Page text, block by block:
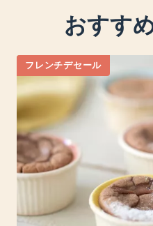
おすす
フレンチデセール